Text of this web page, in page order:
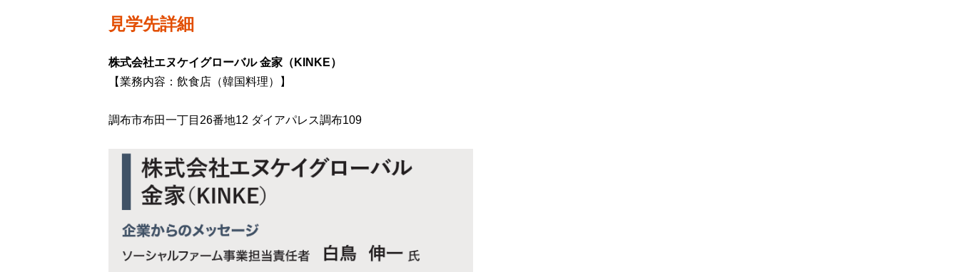
見学先詳細
株式会社エヌケイグローバル 金家（KINKE）
【業務内容：飲食店（韓国料理）】
調布市布田一丁目26番地12 ダイアパレス調布109